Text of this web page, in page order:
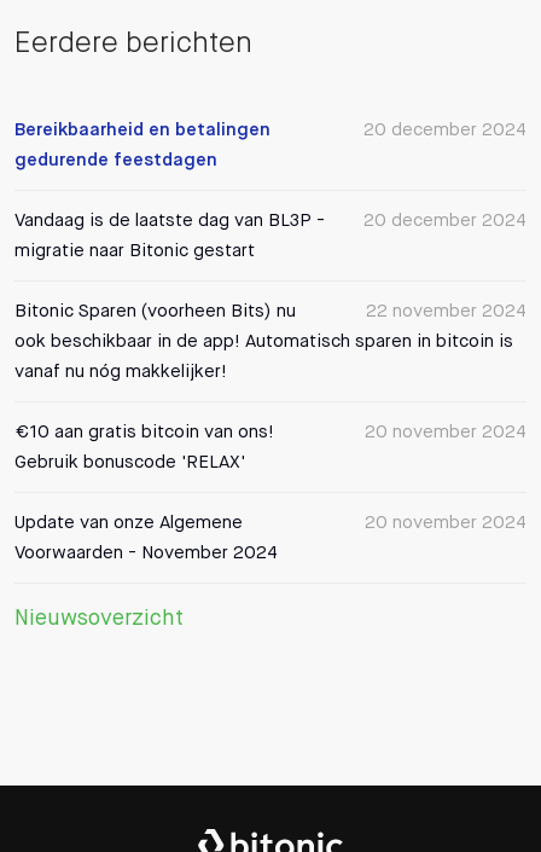
Eerdere berichten
20 december 2024
Bereikbaarheid en betalingen
gedurende feestdagen
20 december 2024
Vandaag is de laatste dag van BL3P -
migratie naar Bitonic gestart
22 november 2024
Bitonic Sparen (voorheen Bits) nu
ook beschikbaar in de app! Automatisch sparen in bitcoin is
vanaf nu nóg makkelijker!
20 november 2024
€10 aan gratis bitcoin van ons!
Gebruik bonuscode 'RELAX'
20 november 2024
Update van onze Algemene
Voorwaarden - November 2024
Nieuwsoverzicht